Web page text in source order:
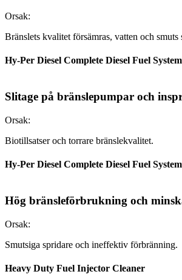
Orsak:
Bränslets kvalitet försämras, vatten och smuts
Hy-Per Diesel Complete Diesel Fuel
Slitage på bränslepumpar och
Orsak:
Biotillsatser och torrare bränslekvalitet.
Hy-Per Diesel Complete Diesel Fuel
Hög bränsleförbrukning och
Orsak:
Smutsiga spridare och ineffektiv förbränning.
Heavy Duty Fuel Injector Cleaner